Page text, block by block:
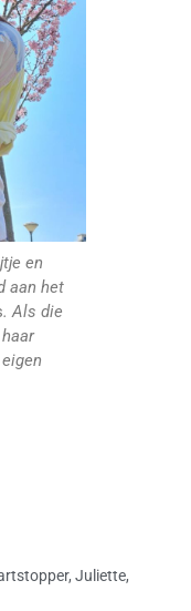
en
aan het
. Als die
, Juliette,